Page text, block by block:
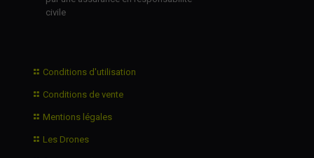
civile
Conditions d'utilisation
Conditions de vente
Mentions légales
Les Drones